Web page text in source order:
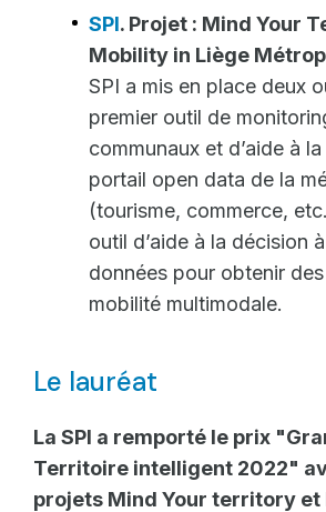
SPI. Projet : Mind Your
Mobility in Liège
SPI a mis en place deux
premier outil de
communaux et d’aide à
portail open data de la
(tourisme, commerce,
outil d’aide à la décision
données pour obtenir
mobilité multimodale.
Le lauréat
La SPI a remporté le prix
Territoire intelligent 2022"
projets Mind Your territory et